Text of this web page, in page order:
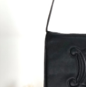
2026/